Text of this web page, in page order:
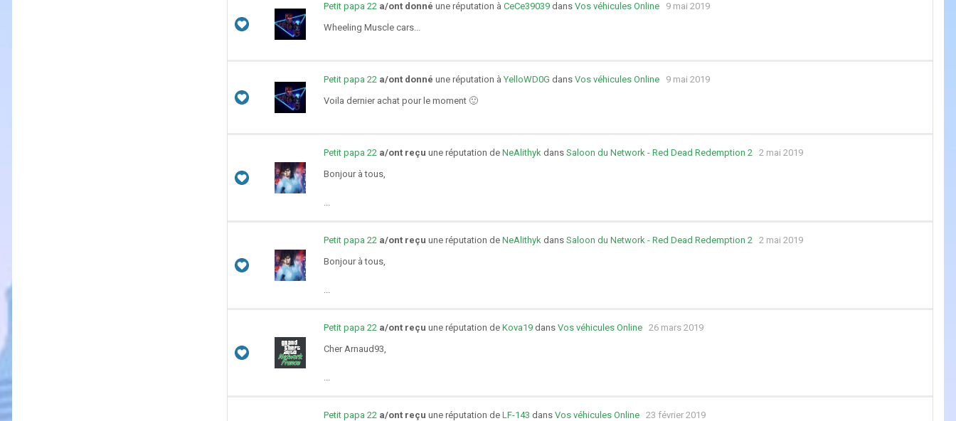
Petit papa 22 a/ont donné une réputation à CeCe39039 dans Vos véhicules Online
9 mai 2019
Wheeling Muscle cars...
Petit papa 22 a/ont donné une réputation à YelloWD0G dans Vos véhicules Online
9 mai 2019
Voila dernier achat pour le moment 🙂
Petit papa 22 a/ont reçu une réputation de NeAlithyk dans Saloon du Network - Red Dead Redemption 2
2 mai 2019
Bonjour à tous,
Petit papa 22 a/ont reçu une réputation de NeAlithyk dans Saloon du Network - Red Dead Redemption 2
2 mai 2019
Bonjour à tous,
Petit papa 22 a/ont reçu une réputation de Kova19 dans Vos véhicules Online 26 mars 2019
Cher Arnaud93,
Petit papa 22 a/ont reçu une réputation de LF-143 dans Vos véhicules Online 23 février 2019